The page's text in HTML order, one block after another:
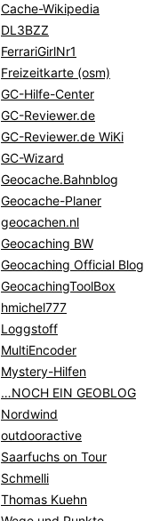
Cache-Wikipedia
DL3BZZ
FerrariGirlNr1
Freizeitkarte (osm)
GC-Hilfe-Center
GC-Reviewer.de
GC-Reviewer.de WiKi
GC-Wizard
Geocache.Bahnblog
Geocache-Planer
geocachen.nl
Geocaching BW
Geocaching Official Blog
GeocachingToolBox
hmichel777
Loggstoff
MultiEncoder
Mystery-Hilfen
…NOCH EIN GEOBLOG
Nordwind
outdooractive
Saarfuchs on Tour
Schmelli
Thomas Kuehn